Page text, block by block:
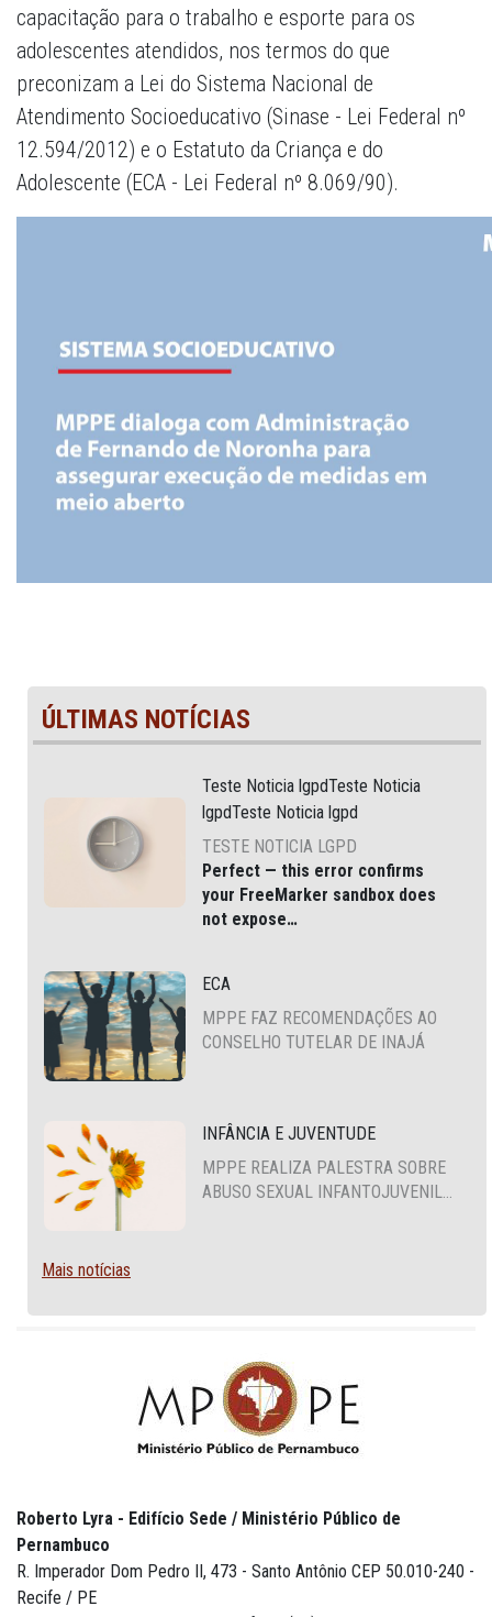
capacitação para o trabalho e esporte para os
adolescentes atendidos, nos termos do que
preconizam a Lei do Sistema Nacional de
Atendimento Socioeducativo (Sinase - Lei Federal nº
12.594/2012) e o Estatuto da Criança e do
Adolescente (ECA - Lei Federal nº 8.069/90).
ÚLTIMAS NOTÍCIAS
Teste Noticia lgpdTeste Noticia
lgpdTeste Noticia lgpd
TESTE NOTICIA LGPD
Perfect — this error confirms
your FreeMarker sandbox does
not expose
DXP and Cloud environments.
ECA
MPPE FAZ RECOMENDAÇÕES AO
CONSELHO TUTELAR DE INAJÁ
INFÂNCIA E JUVENTUDE
MPPE REALIZA PALESTRA SOBRE
ABUSO SEXUAL INFANTOJUVENIL
Mais notícias
Roberto Lyra - Edifício Sede / Ministério Público de
Pernambuco
R. Imperador Dom Pedro II, 473 - Santo Antônio CEP 50.010-240 -
Recife / PE